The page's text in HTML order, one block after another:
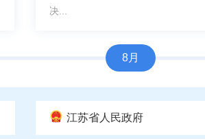
决...
8月
江苏省人民政府